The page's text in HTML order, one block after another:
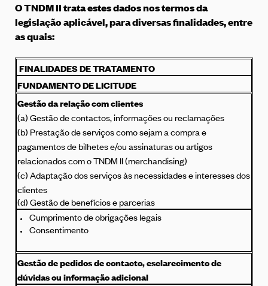
O TNDM II trata estes dados nos termos da
legislação aplicável, para diversas finalidades, entre
as quais:
FINALIDADES DE TRATAMENTO
FUNDAMENTO DE LICITUDE
Gestão da relação com clientes
(a) Gestão de contactos, informações ou reclamações
(b) Prestação de serviços como sejam a compra e
pagamentos de bilhetes e/ou assinaturas ou artigos
relacionados com o TNDM II (merchandising)
(c) Adaptação dos serviços às necessidades e interesses dos
clientes
(d) Gestão de benefícios e parcerias
Cumprimento de obrigações legais
Consentimento
Gestão de pedidos de contacto, esclarecimento de
dúvidas ou informação adicional